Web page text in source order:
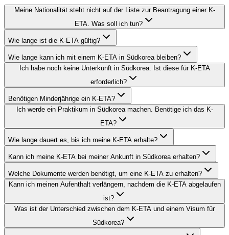
Meine Nationalität steht nicht auf der Liste zur Beantragung einer K-
ETA. Was soll ich tun?
Wie lange ist die K-ETA gültig?
Wie lange kann ich mit einem K-ETA in Südkorea bleiben?
Ich habe noch keine Unterkunft in Südkorea. Ist diese für K-ETA
erforderlich?
Benötigen Minderjährige ein K-ETA?
Ich werde ein Praktikum in Südkorea machen. Benötige ich das K-
ETA?
Wie lange dauert es, bis ich meine K-ETA erhalte?
Kann ich meine K-ETA bei meiner Ankunft in Südkorea erhalten?
Welche Dokumente werden benötigt, um eine K-ETA zu erhalten?
Kann ich meinen Aufenthalt verlängern, nachdem die K-ETA abgelaufen
ist?
Was ist der Unterschied zwischen dem K-ETA und einem Visum für
Südkorea?